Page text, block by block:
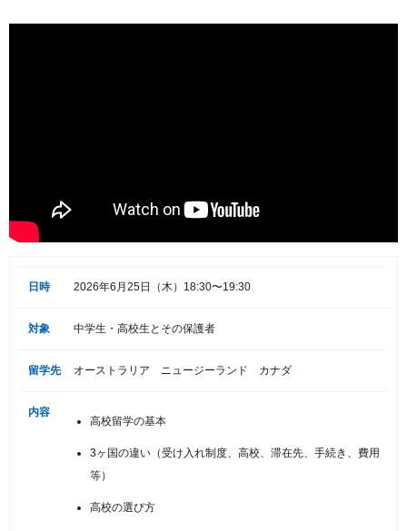
日時 2026年6月25日（木）18:30〜19:30
対象 中学生・高校生とその保護者
留学先 オーストラリア ニュージーランド カナダ
内容
高校留学の基本
3ヶ国の違い（受け入れ制度、高校、滞在先、手続き、費用
等）
高校の選び方